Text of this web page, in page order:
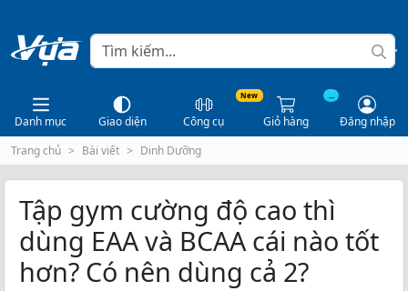
Danh mục Giao diện
New
Công cụ
...
Giỏ hàng
Đăng nhập
Trang chủ
Bài viết Dinh Dưỡng
Tập gym cường độ cao thì
dùng EAA và BCAA cái nào tốt
hơn? Có nên dùng cả 2?